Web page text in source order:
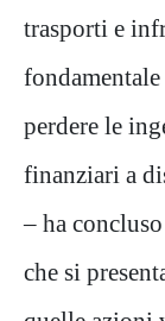
trasporti e
perdere le
finanziari a
– ha
che si